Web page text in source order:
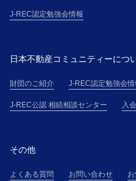
J-REC認定勉強会情報
日本不動産コミュニティーにつ
財団のご紹介 J-REC認定勉強会情
J-REC公認 相続相談センター 入
その他
よくある質問 お問い合わせ